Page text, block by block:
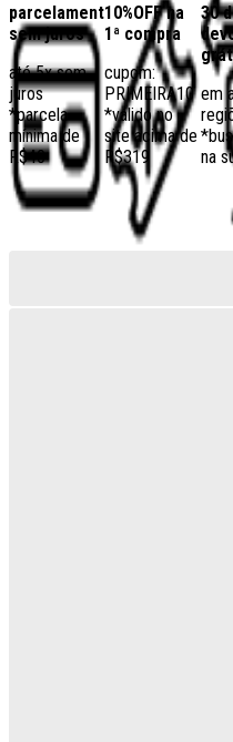
parcelamento
sem juros
até 5x sem
juros
*parcela
mínima de
R$40
10%OFF na
1ª compra
cupom:
PRIMEIRA10
*válido no
site acima de
R$319
30
em
na